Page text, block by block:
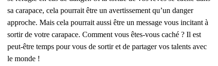
sa carapace, cela pourrait être un avertissement qu’un danger
approche. Mais cela pourrait aussi être un message vous incitant à
sortir de votre carapace. Comment vous êtes-vous caché ? Il est
peut-être temps pour vous de sortir et de partager vos talents avec
le monde !